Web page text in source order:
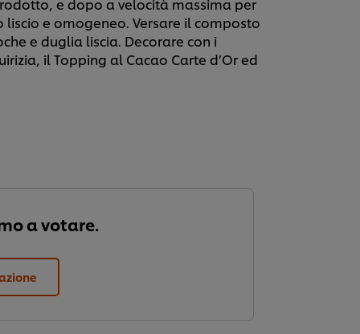
e dopo a velocità massima per
e omogeneo. Versare il composto
e duglia liscia. Decorare con i
il Topping al Cacao Carte d’Or ed
a votare.